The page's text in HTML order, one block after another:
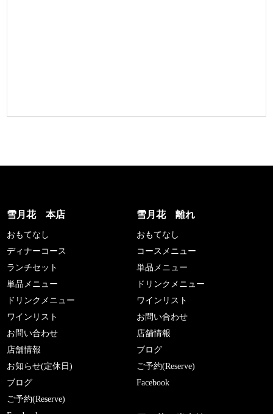
雪月花 本店
おもてなし
ディナーコース
ランチセット
単品メニュー
ドリンクメニュー
ワインリスト
お問い合わせ
店舗情報
お知らせ(定休日)
ブログ
ご予約(Reserve)
雪月花 離れ
おもてなし
コースメニュー
単品メニュー
ドリンクメニュー
ワインリスト
お問い合わせ
店舗情報
ブログ
ご予約(Reserve)
Facebook